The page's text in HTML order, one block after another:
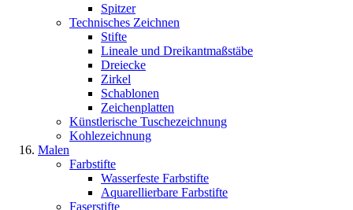
Spitzer
Technisches Zeichnen
Stifte
Lineale und Dreikantmaßstäbe
Dreiecke
Zirkel
Schablonen
Zeichenplatten
Künstlerische Tuschezeichnung
Kohlezeichnung
Malen
Farbstifte
Wasserfeste Farbstifte
Aquarellierbare Farbstifte
Faserstifte